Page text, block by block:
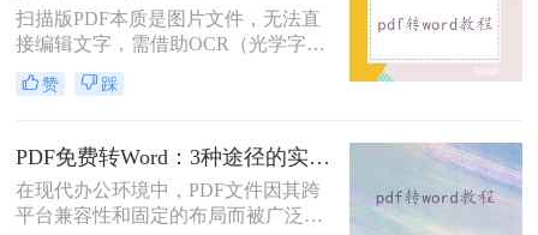
扫描版PDF本质是图片文件，无法直
接编辑文字，需借助OCR（光学字符
识别）技术提取文字并转换为可编辑
的Word格式。那么扫描pdf怎么转换
5种主流方案，助您高效完成转换。
赞 踩
PDF免费转Word：3种途径的实际费用、限制和效果对比！
在现代办公环境中，PDF文件因其跨
平台兼容性和固定的布局而被广泛使